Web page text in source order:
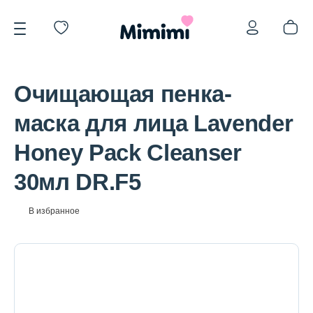
*OVERSTOCK -30%
Уход за лицом
Очищающая пенка-
маска для лица Lavender
Honey Pack Cleanser
30мл DR.F5
В избранное